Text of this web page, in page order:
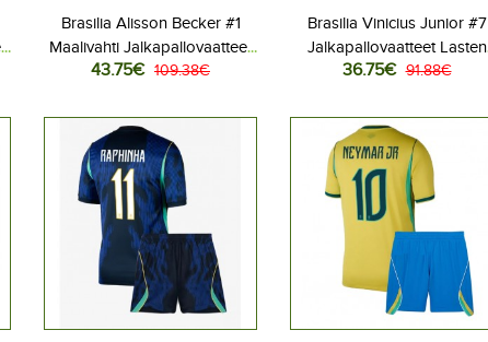
Brasilia Alisson Becker #1
Maalivahti Jalkapallovaatteet
Lasten Vieraspeliasu MM-
Lyhyet housut)
43.75€ 109.38€
Brasilia Vinicius Junior #7
Jalkapallovaatteet Lasten
Kotipeliasu MM-kisat 2026
housut)
36.75€ 91.88€